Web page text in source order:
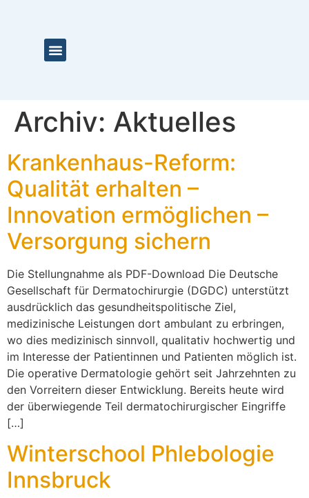
Archiv: Aktuelles
Krankenhaus-Reform:
Qualität erhalten –
Innovation ermöglichen –
Versorgung sichern
Die Stellungnahme als PDF-Download Die Deutsche
Gesellschaft für Dermatochirurgie (DGDC) unterstützt
ausdrücklich das gesundheitspolitische Ziel,
medizinische Leistungen dort ambulant zu erbringen,
wo dies medizinisch sinnvoll, qualitativ hochwertig und
im Interesse der Patientinnen und Patienten möglich ist.
Die operative Dermatologie gehört seit Jahrzehnten zu
den Vorreitern dieser Entwicklung. Bereits heute wird
der überwiegende Teil dermatochirurgischer Eingriffe
[…]
Winterschool Phlebologie
Innsbruck